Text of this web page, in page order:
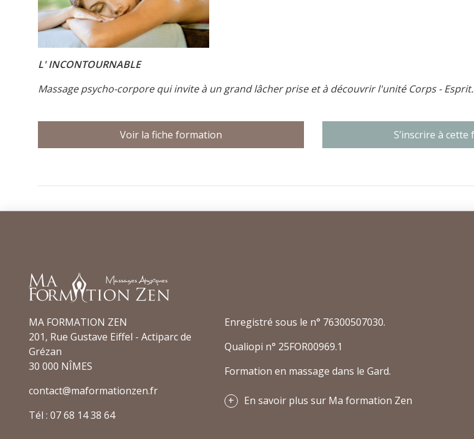
L' INCONTOURNABLE
Massage psycho-corpore qui invite à un grand lâcher prise et à découvrir l'unité Corps - Esprit.
Voir la fiche formation
MA FORMATION ZEN
201, Rue Gustave Eiffel - Actiparc de
Grézan
30 000 NÎMES
contact@maformationzen.fr
Tél : 07 68 14 38 64
Enregistré sous le n° 76300507030.
Qualiopi n° 25FOR00969.1
Formation en massage dans le Gard.
En savoir plus sur Ma formation Zen